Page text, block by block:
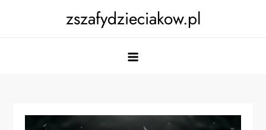
zszafydzieciakow.pl